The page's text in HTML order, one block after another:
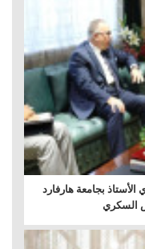
بجامعة هارفارد
السكري